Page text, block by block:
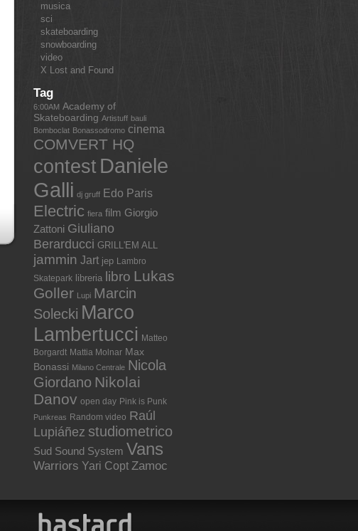
musica
sci
skateboarding
snowboarding
video
X Lost and Found
Tag
6:00AM Academy of
Skateboarding Artistuff bauli
Bomboclat Bonassodromo cinema
COMVERT HQ
contest Daniele
Galli dj gruff Edo Paris
Electric fiera film Giorgio
Zattoni Giuliano
Berarducci GRILL'EM ALL
jammin Jart jep Lambro
Skatepark libreria libro Lukas
Goller Lupi Marcin
Solecki Marco
Lambertucci Matteo
Borgardt Mattia Molnar Max
Bonassi Milano Centrale Nicola
Giordano Nikolai
Danov open day Pink is Punk
Punkreas Random video Raúl
Lupiáñez studiometrico
Sud Sound System Vans
Warriors Yari Copt Zamoc